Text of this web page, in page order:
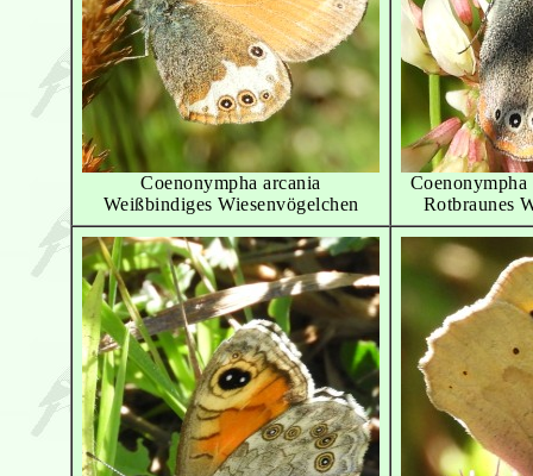
Coenonympha arcania
Weißbindiges Wiesenvögelchen
Rotbraunes